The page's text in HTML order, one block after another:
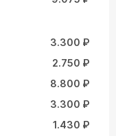
3.300 ₽
2.750 ₽
8.800 ₽
3.300 ₽
1.430 ₽